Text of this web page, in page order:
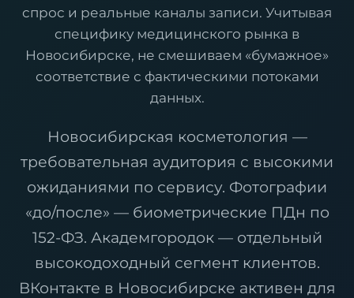
спрос и реальные каналы записи. Учитывая
специфику медицинского рынка в
Новосибирске, не смешиваем «бумажное»
соответствие с фактическими потоками
данных.
Новосибирская косметология —
требовательная аудитория с высокими
ожиданиями по сервису. Фотографии
«до/после» — биометрические ПДн по
152-ФЗ. Академгородок — отдельный
высокодоходный сегмент клиентов.
ВКонтакте в Новосибирске активен для